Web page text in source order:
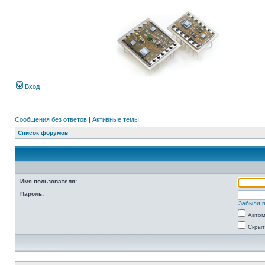
Вход
Сообщения без ответов | Активные темы
Список форумов
Имя пользователя:
Пароль:
Забыли